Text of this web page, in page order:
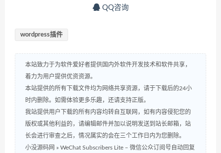
QQ咨询
wordpress插件
本站致力于为软件爱好者提供国内外软件开发技术和软件共享，
着力为用户提供优资资源。
本站提供的所有下载文件均为网络共享资源，请于下载后的24小
时内删除。如需体验更多乐趣，还请支持正版。
我站提供用户下载的所有内容均转自互联网，如有内容侵犯您的
版权或其他利益的，请编辑邮件并加以说明发送到站长邮箱，站
长会进行审查之后，情况属实的会在三个工作日内为您删除。
小没源码网 » WeChat Subscribers Lite – 微信公众订阅号自动回复